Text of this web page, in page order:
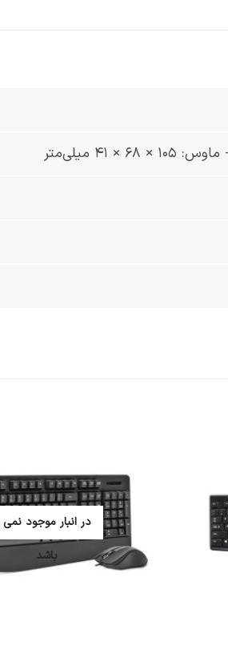
در انبار موجود نمی
باشد